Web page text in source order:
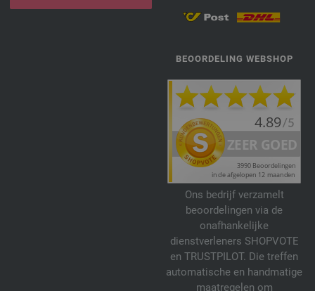
BEOORDELING WEBSHOP
Ons bedrijf verzamelt
beoordelingen via de
onafhankelijke
dienstverleners SHOPVOTE
en TRUSTPILOT. Die treffen
automatische en handmatige
maatregelen om